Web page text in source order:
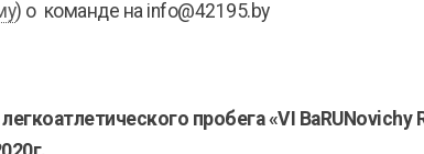
) о команде на info@42195.by
пробега «VI BaRUNovichy